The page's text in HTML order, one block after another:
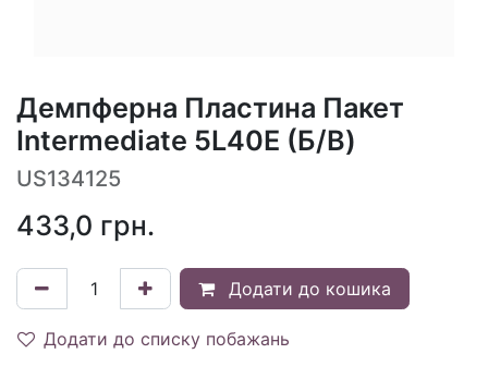
Демпферна Пластина Пакет
Intermediate 5L40E (Б/В)
US134125
433,0 грн.
Додати до кошика
Додати до списку побажань